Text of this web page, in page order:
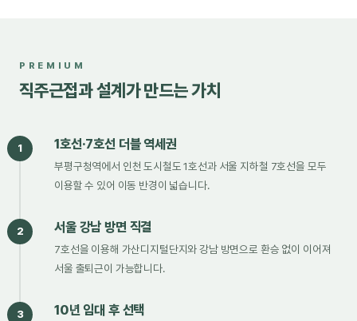
PREMIUM
직주근접과 설계가 만드는 가치
1 1호선·7호선 더블 역세권
부평구청역에서 인천 도시철도 1호선과 서울 지하철 7호선을 모두
이용할 수 있어 이동 반경이 넓습니다.
2 서울 강남 방면 직결
7호선을 이용해 가산디지털단지와 강남 방면으로 환승 없이 이어져
서울 출퇴근이 가능합니다.
3 10년 임대 후 선택